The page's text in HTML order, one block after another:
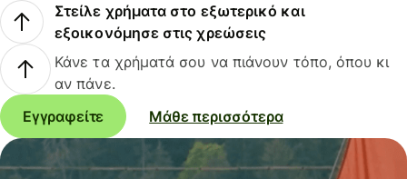
Στείλε χρήματα στο εξωτερικό και
εξοικονόμησε στις χρεώσεις
Κάνε τα χρήματά σου να πιάνουν τόπο, όπου κι
αν πάνε.
Εγγραφείτε
Μάθε περισσότερα